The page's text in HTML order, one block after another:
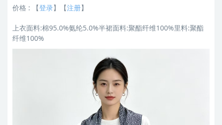
价格 : 【登录】【注册】
上衣面料:棉95.0%氨纶5.0%半裙面料:聚酯纤维100%里料:聚酯
纤维100%